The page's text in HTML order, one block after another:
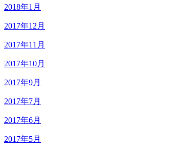
2018年1月
2017年12月
2017年11月
2017年10月
2017年9月
2017年7月
2017年6月
2017年5月